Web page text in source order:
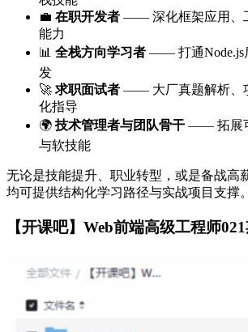
💼 在职开发者 —— 深化框架应用、
能力
📊 全栈方向学习者 —— 打通Node.js
发
🚀 求职面试者 —— 大厂真题解析、
化指导
🌍 技术管理者与团队骨干 —— 拓展
与软技能
无论是技能提升、职业转型，或是备战高
均可提供结构化学习路径与实战项目支撑。
【开课吧】Web前端高级工程师